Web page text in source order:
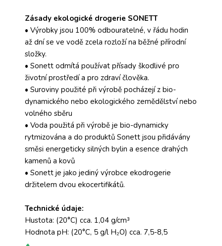
Zásady ekologické drogerie SONETT
• Výrobky jsou 100% odbouratelné, v řádu hodin
až dní se ve vodě zcela rozloží na běžné přírodní
složky.
• Sonett odmítá používat přísady škodlivé pro
životní prostředí a pro zdraví člověka.
• Suroviny použité při výrobě pocházejí z bio-
dynamického nebo ekologického zemědělství nebo
volného sběru
• Voda použitá při výrobě je bio-dynamicky
rytmizována a do produktů Sonett jsou přidávány
směsi energeticky silných bylin a esence drahých
kamenů a kovů
• Sonett je jako jediný výrobce ekodrogerie
držitelem dvou ekocertifikátů.
Technické údaje:
Hustota: (20°C) cca. 1,04 g/cm³
Hodnota pH: (20°C, 5 g/l H₂O) cca. 7,5-8,5